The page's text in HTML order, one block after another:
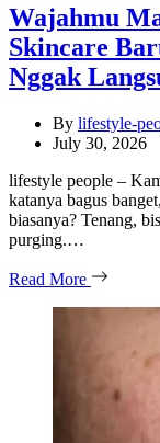
Wajahmu
Skincare
Nggak
By lifestyle-
July 30, 2026
lifestyle people –
katanya bagus
biasanya? Tenang,
purging.…
Read More